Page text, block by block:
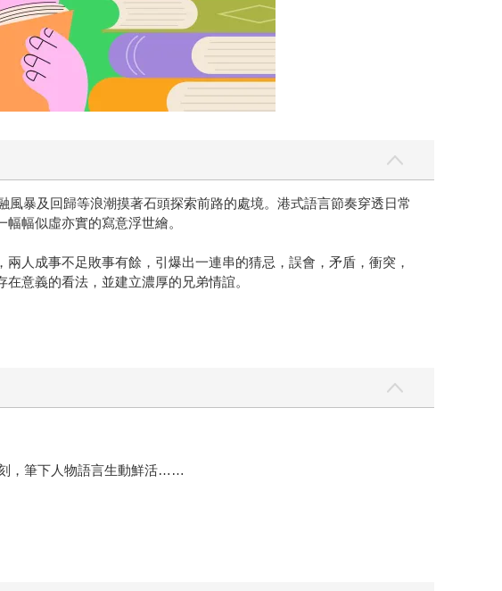
暴及回歸等浪潮摸著石頭探索前路的處境。港式語言節奏穿透日常
幅似虛亦實的寫意浮世繪。
人成事不足敗事有餘，引爆出一連串的猜忌，誤會，矛盾，衝突，
意義的看法，並建立濃厚的兄弟情誼。
，筆下人物語言生動鮮活……